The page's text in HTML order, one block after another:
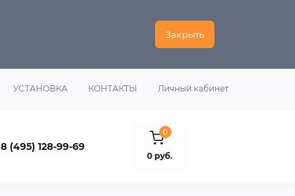
Закрыть
УСТАНОВКА КОНТАКТЫ Личный кабинет
8 (495) 128-99-69
0
0 руб.